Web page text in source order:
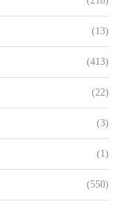
(13)
(413)
(22)
(3)
(1)
(550)